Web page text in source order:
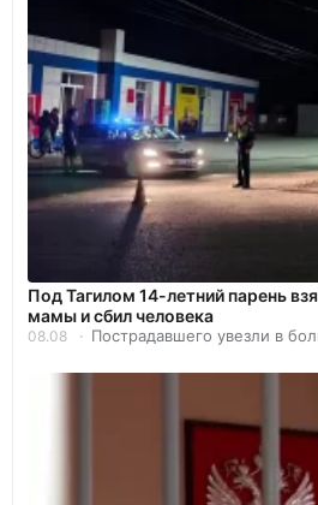
Под Тагилом 14-летний парень
мамы и сбил человека
08.08 Пострадавшего увезли в